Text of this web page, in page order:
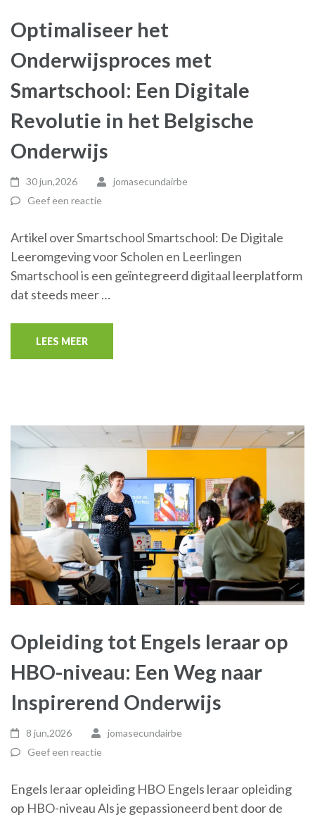
Optimaliseer het
Onderwijsproces met
Smartschool: Een Digitale
Revolutie in het Belgische
Onderwijs
30 jun,2026
jomasecundairbe
Geef een reactie
Artikel over Smartschool Smartschool: De Digitale
Leeromgeving voor Scholen en Leerlingen
Smartschool is een geïntegreerd digitaal leerplatform
dat steeds meer …
LEES MEER
Opleiding tot Engels leraar op
HBO-niveau: Een Weg naar
Inspirerend Onderwijs
8 jun,2026
jomasecundairbe
Geef een reactie
Engels leraar opleiding HBO Engels leraar opleiding
op HBO-niveau Als je gepassioneerd bent door de